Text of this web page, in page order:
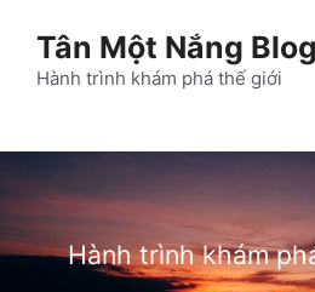
Tân Một Nắng Blog
Hành trình khám phá thế giới
Hành trình khám